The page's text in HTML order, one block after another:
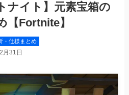
ナイト】元素宝箱の
【Fortnite】
・仕様まとめ
月31日